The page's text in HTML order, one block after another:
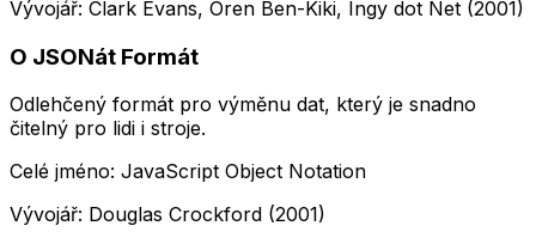
Vývojář: Clark Evans, Oren Ben-Kiki, Ingy dot Net (2001)
O JSONát Formát
Odlehčený formát pro výměnu dat, který je snadno
čitelný pro lidi i stroje.
Celé jméno: JavaScript Object Notation
Vývojář: Douglas Crockford (2001)